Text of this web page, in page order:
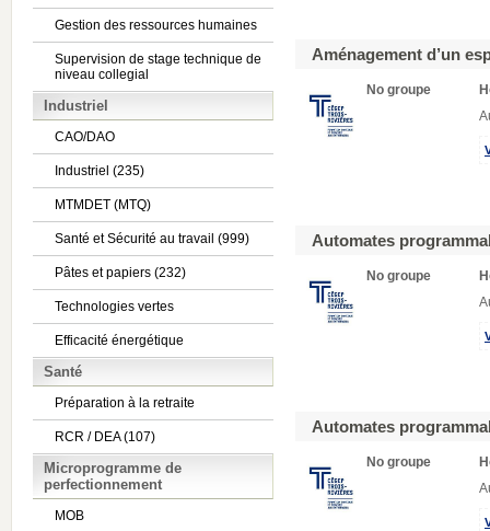
Gestion des ressources humaines
Supervision de stage technique de
niveau collegial
Industriel
CAO/DAO
Industriel (235)
MTMDET (MTQ)
Santé et Sécurité au travail (999)
Pâtes et papiers (232)
Technologies vertes
Efficacité énergétique
Santé
Préparation à la retraite
RCR / DEA (107)
Microprogramme de
perfectionnement
MOB
Aménagement d’un
No groupe
Automates
No groupe
Automates
No groupe